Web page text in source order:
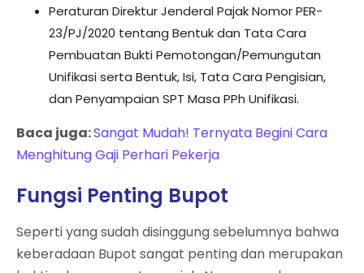
Peraturan Direktur Jenderal Pajak Nomor PER-
23/PJ/2020 tentang Bentuk dan Tata Cara
Pembuatan Bukti Pemotongan/Pemungutan
Unifikasi serta Bentuk, Isi, Tata Cara Pengisian,
dan Penyampaian SPT Masa PPh Unifikasi.
Baca juga:Sangat Mudah! Ternyata Begini Cara
Menghitung Gaji Perhari Pekerja
Fungsi Penting Bupot
Seperti yang sudah disinggung sebelumnya bahwa
keberadaan Bupot sangat penting dan merupakan